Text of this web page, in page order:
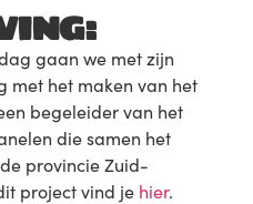
gaan we met zijn
met het maken van het
begeleider van het
die samen het
provincie Zuid-
project vind je hier.